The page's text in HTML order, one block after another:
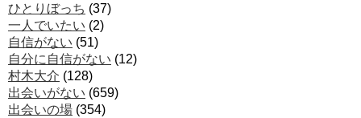
ひとりぼっち (37)
一人でいたい (2)
自信がない (51)
自分に自信がない (12)
村木大介 (128)
出会いがない (659)
出会いの場 (354)